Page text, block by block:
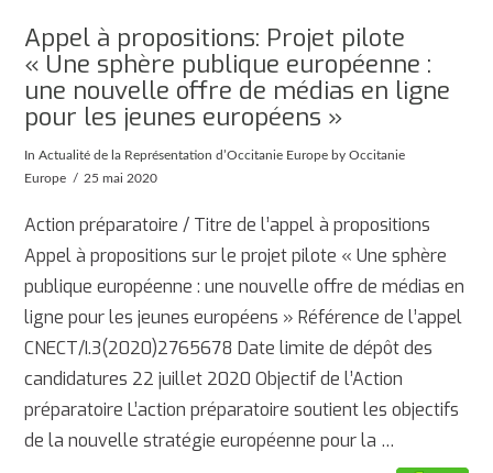
AFFICHER
Appel à propositions: Projet pilote
« Une sphère publique européenne :
une nouvelle offre de médias en ligne
pour les jeunes européens »
InActualité de la Représentation d’Occitanie Europe by Occitanie
Europe
25 mai 2020
Action préparatoire / Titre de l’appel à propositions
Appel à propositions sur le projet pilote « Une sphère
publique européenne : une nouvelle offre de médias en
ligne pour les jeunes européens » Référence de l’appel
CNECT/I.3(2020)2765678 Date limite de dépôt des
candidatures 22 juillet 2020 Objectif de l’Action
préparatoire L’action préparatoire soutient les objectifs
de la nouvelle stratégie européenne pour la …